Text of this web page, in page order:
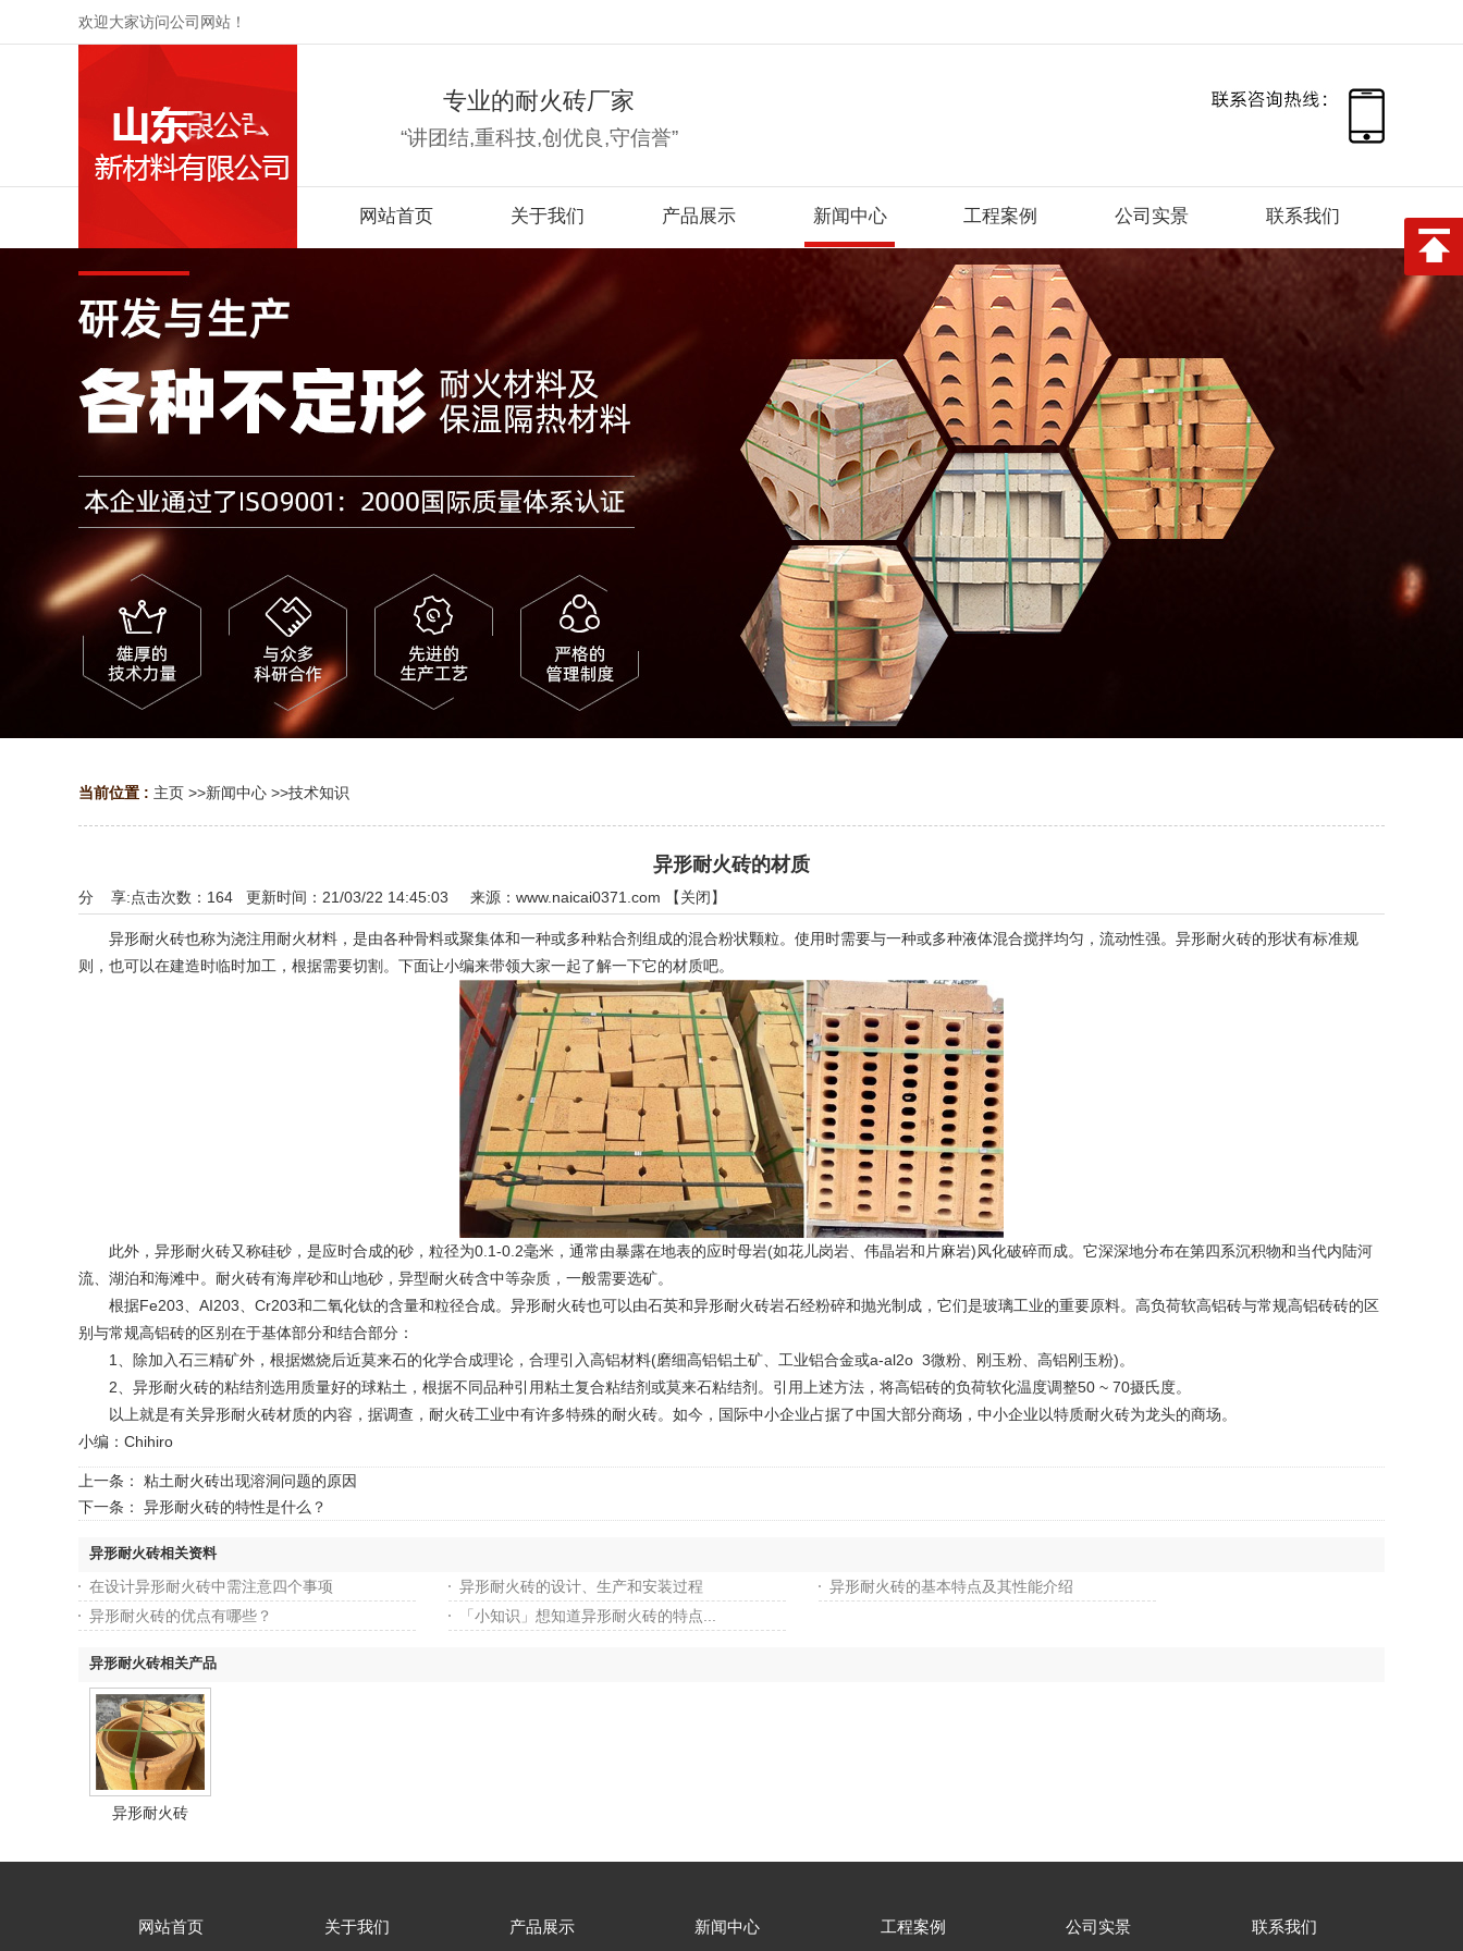
欢迎大家访问公司网站！
专业的耐火砖厂家
“讲团结,重科技,创优良,守信誉”
网站首页 关于我们 产品展示 新闻中心 工程案例 公司实景 联系我们
当前位置 : 主页 >>新闻中心 >>技术知识
异形耐火砖的材质
点击次数： 164 更新时间：21/03/22 14:45:03 来源： www.naicai0371.com 【关闭】
分 享:
异形耐火砖也称为浇注用耐火材料，是由各种骨料或聚集体和一种或多种粘合剂组成的混合粉状颗粒。使用时需要与一种或多种液体混合搅拌均匀，流动性强。异形耐火砖的形状有标准规
则，也可以在建造时临时加工，根据需要切割。下面让小编来带领大家一起了解一下它的材质吧。
此外，异形耐火砖又称硅砂，是应时合成的砂，粒径为0.1-0.2毫米，通常由暴露在地表的应时母岩(如花儿岗岩、伟晶岩和片麻岩)风化破碎而成。它深深地分布在第四系沉积物和当代内陆河
流、湖泊和海滩中。耐火砖有海岸砂和山地砂，异型耐火砖含中等杂质，一般需要选矿。
根据Fe203、AI203、Cr203和二氧化钛的含量和粒径合成。异形耐火砖也可以由石英和异形耐火砖岩石经粉碎和抛光制成，它们是玻璃工业的重要原料。高负荷软高铝砖与常规高铝砖砖的区
别与常规高铝砖的区别在于基体部分和结合部分：
1、除加入石三精矿外，根据燃烧后近莫来石的化学合成理论，合理引入高铝材料(磨细高铝铝土矿、工业铝合金或a-al2o 3微粉、刚玉粉、高铝刚玉粉)。
2、异形耐火砖的粘结剂选用质量好的球粘土，根据不同品种引用粘土复合粘结剂或莫来石粘结剂。引用上述方法，将高铝砖的负荷软化温度调整50 ~ 70摄氏度。
以上就是有关异形耐火砖材质的内容，据调查，耐火砖工业中有许多特殊的耐火砖。如今，国际中小企业占据了中国大部分商场，中小企业以特质耐火砖为龙头的商场。
小编：Chihiro
上一条： 粘土耐火砖出现溶洞问题的原因
下一条： 异形耐火砖的特性是什么？
异形耐火砖相关资料
在设计异形耐火砖中需注意四个事项 异形耐火砖的设计、生产和安装过程
异形耐火砖的基本特点及其性能介绍
异形耐火砖的优点有哪些？
「小知识」想知道异形耐火砖的特点...
异形耐火砖相关产品
异形耐火砖
网站首页 关于我们 产品展示 新闻中心 工程案例 公司实景 联系我们